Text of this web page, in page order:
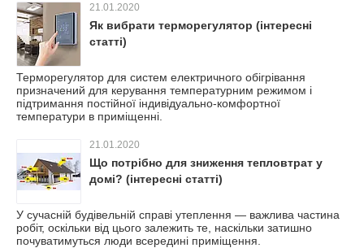
21.01.2020
Як вибрати терморегулятор (інтересні
статті)
Терморегулятор для систем електричного обігрівання
призначений для керування температурним режимом і
підтримання постійної індивідуально-комфортної
температури в приміщенні.
21.01.2020
Що потрібно для зниження тепловтрат у
домі? (інтересні статті)
У сучасній будівельній справі утеплення — важлива частина
робіт, оскільки від цього залежить те, наскільки затишно
почуватимуться люди всередині приміщення.